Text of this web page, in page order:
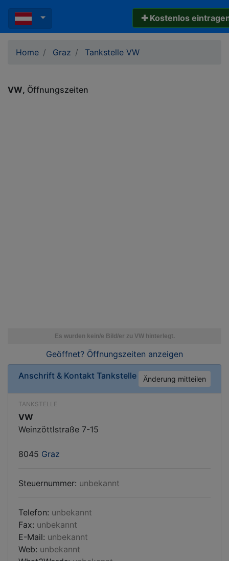
✚ Kostenlos
Home Graz Tankstelle VW
VW Öffnungszeiten
Geöffnet? Öffnungszeiten anzeigen
Anschrift & Kontakt Tankstelle Änderung mitteilen
TANKSTELLE
VW
Weinzöttlstraße 7-15
8045 Graz
Steuernummer: unbekannt
Telefon: unbekannt
Fax: unbekannt
E-Mail: unbekannt
Web: unbekannt